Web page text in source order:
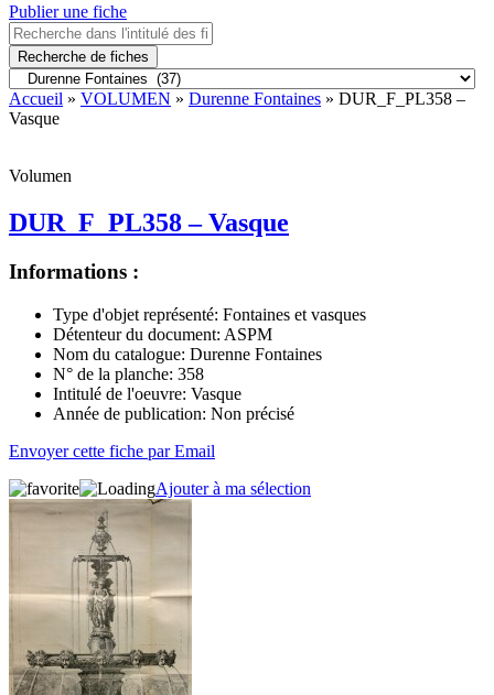
Publier une fiche
Recherche de fiches
Accueil » VOLUMEN » Durenne Fontaines » DUR_F_PL358 –
Vasque
Volumen
DUR_F_PL358 – Vasque
Informations :
Type d'objet représenté: Fontaines et vasques
Détenteur du document: ASPM
Nom du catalogue: Durenne Fontaines
N° de la planche: 358
Intitulé de l'oeuvre: Vasque
Année de publication: Non précisé
Envoyer cette fiche par Email
Ajouter à ma sélection